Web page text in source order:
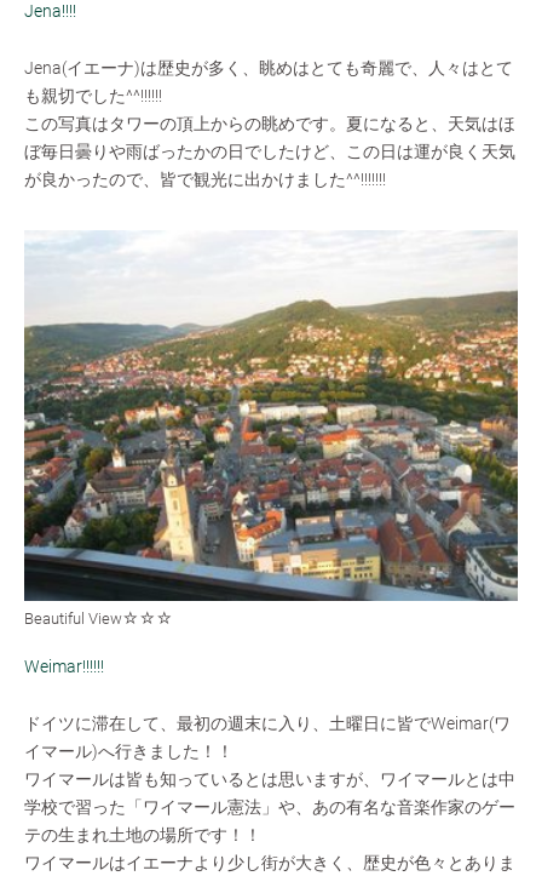
Jena!!!!
Jena(イエーナ)は歴史が多く、眺めはとても奇麗で、人々はとて
も親切でした^^!!!!!!
この写真はタワーの頂上からの眺めです。夏になると、天気はほ
ぼ毎日曇りや雨ばったかの日でしたけど、この日は運が良く天気
が良かったので、皆で観光に出かけました^^!!!!!!!
Beautiful View☆☆☆
Weimar!!!!!!
ドイツに滞在して、最初の週末に入り、土曜日に皆でWeimar(ワ
イマール)へ行きました！！
ワイマールは皆も知っているとは思いますが、ワイマールとは中
学校で習った「ワイマール憲法」や、あの有名な音楽作家のゲー
テの生まれ土地の場所です！！
ワイマールはイエーナより少し街が大きく、歴史が色々とありま